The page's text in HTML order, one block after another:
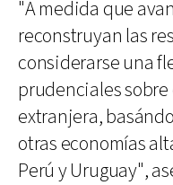
"A medida que
reconstruyan las
considerarse una
prudenciales
extranjera,
otras economías
Perú y Uruguay",